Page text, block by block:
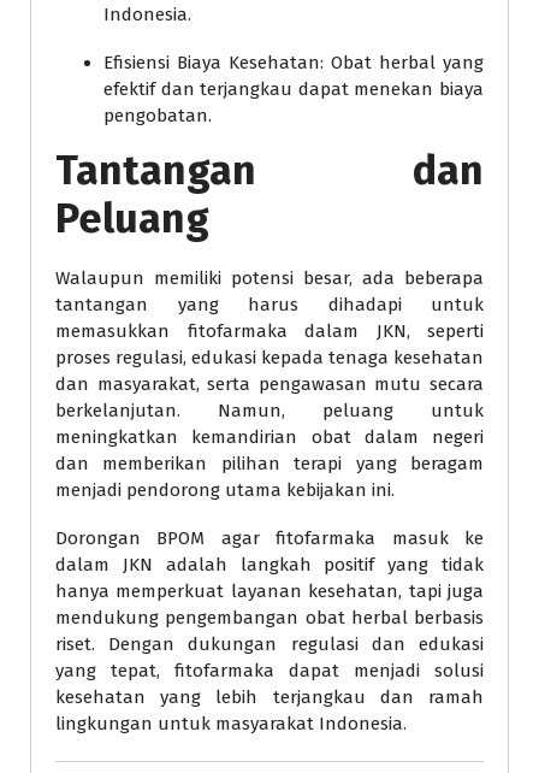
Indonesia.
Efisiensi Biaya Kesehatan: Obat herbal yang
efektif dan terjangkau dapat menekan biaya
pengobatan.
Tantangan dan
Peluang
Walaupun memiliki potensi besar, ada beberapa
tantangan yang harus dihadapi untuk
memasukkan fitofarmaka dalam JKN, seperti
proses regulasi, edukasi kepada tenaga kesehatan
dan masyarakat, serta pengawasan mutu secara
berkelanjutan. Namun, peluang untuk
meningkatkan kemandirian obat dalam negeri
dan memberikan pilihan terapi yang beragam
menjadi pendorong utama kebijakan ini.
Dorongan BPOM agar fitofarmaka masuk ke
dalam JKN adalah langkah positif yang tidak
hanya memperkuat layanan kesehatan, tapi juga
mendukung pengembangan obat herbal berbasis
riset. Dengan dukungan regulasi dan edukasi
yang tepat, fitofarmaka dapat menjadi solusi
kesehatan yang lebih terjangkau dan ramah
lingkungan untuk masyarakat Indonesia.